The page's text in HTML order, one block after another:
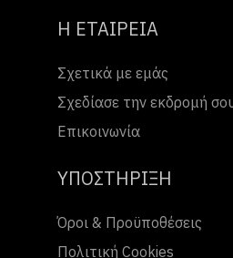
Η ΕΤΑΙΡΕΙΑ
Σχετικά με εμάς
Σχεδίασε την εκδρομή
Επικοινωνία
ΥΠΟΣΤΗΡΙΞΗ
Όροι & Προϋποθέσεις
Πολιτική Cookies